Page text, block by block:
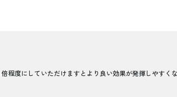
程度にしていただけますとより良い効果が発揮しやすく